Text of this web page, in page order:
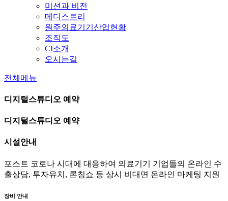
미션과 비전
메디스트리
원주의료기기산업현황
조직도
CI소개
오시는길
전체메뉴
디지털스튜디오 예약
디지털스튜디오 예약
시설안내
포스트 코로나 시대에 대응하여 의료기기 기업들의 온라인 수
출상담, 투자유치, 론칭쇼 등 상시 비대면 온라인 마케팅 지원
장비 안내